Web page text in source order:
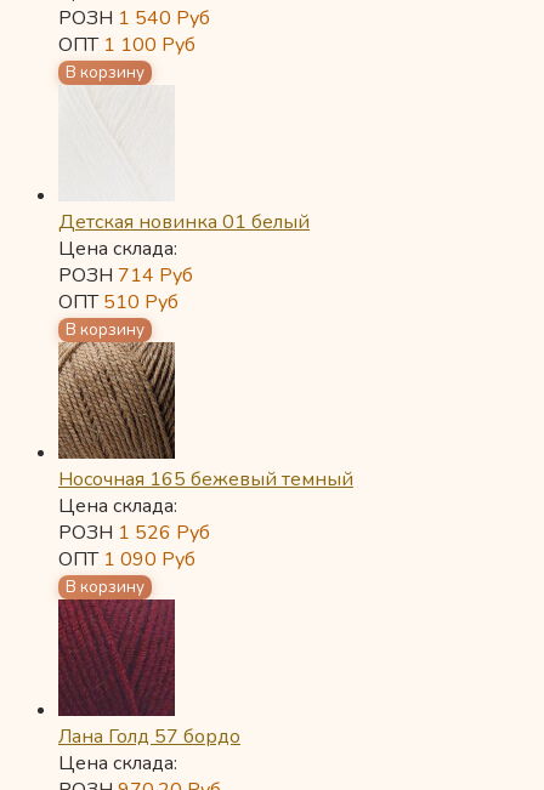
РОЗН 1 540 Руб
ОПТ 1 100 Руб
Детская новинка 01 белый
Цена склада:
РОЗН 714 Руб
ОПТ510 Руб
Носочная 165 бежевый темный
Цена склада:
РОЗН 1 526 Руб
ОПТ 1 090 Руб
Лана Голд 57 бордо
Цена склада: